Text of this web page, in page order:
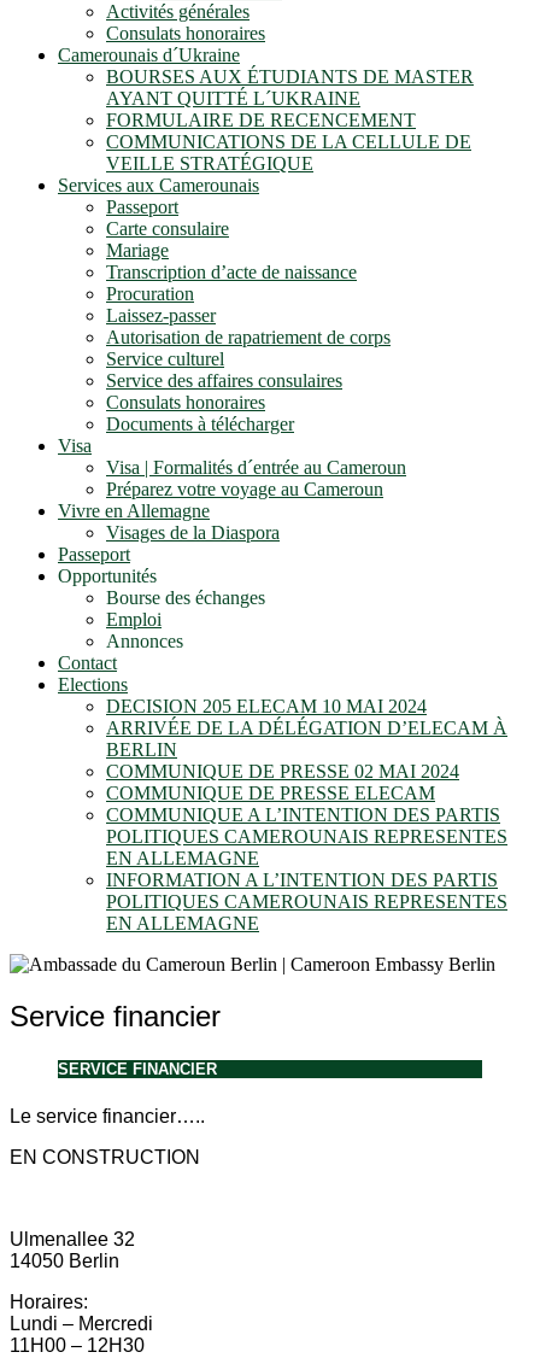
Activités générales
Consulats honoraires
Camerounais d´Ukraine
BOURSES AUX ÉTUDIANTS DE MASTER
AYANT QUITTÉ L´UKRAINE
FORMULAIRE DE RECENCEMENT
COMMUNICATIONS DE LA CELLULE DE
VEILLE STRATÉGIQUE
Services aux Camerounais
Passeport
Carte consulaire
Mariage
Transcription d’acte de naissance
Procuration
Laissez-passer
Autorisation de rapatriement de corps
Service culturel
Service des affaires consulaires
Consulats honoraires
Documents à télécharger
Visa
Visa | Formalités d´entrée au Cameroun
Préparez votre voyage au Cameroun
Vivre en Allemagne
Visages de la Diaspora
Passeport
Opportunités
Bourse des échanges
Emploi
Annonces
Contact
Elections
DECISION 205 ELECAM 10 MAI 2024
ARRIVÉE DE LA DÉLÉGATION D’ELECAM À
BERLIN
COMMUNIQUE DE PRESSE 02 MAI 2024
COMMUNIQUE DE PRESSE ELECAM
COMMUNIQUE A L’INTENTION DES PARTIS
POLITIQUES CAMEROUNAIS REPRESENTES
EN ALLEMAGNE
INFORMATION A L’INTENTION DES PARTIS
POLITIQUES CAMEROUNAIS REPRESENTES
EN ALLEMAGNE
Service financier
SERVICE FINANCIER
Le service financier…..
EN CONSTRUCTION
Ulmenallee 32
14050 Berlin
Horaires:
Lundi – Mercredi
11H00 – 12H30